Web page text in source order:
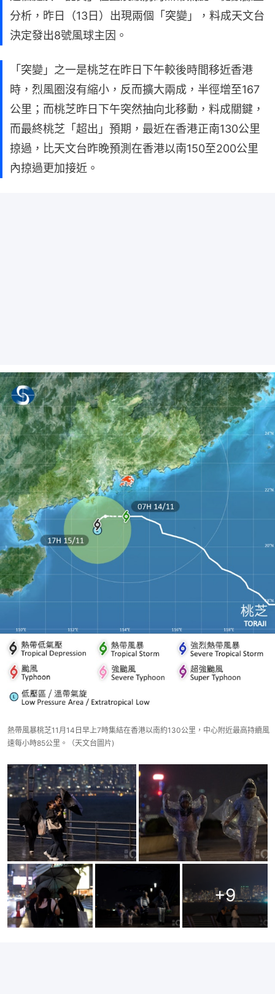
分析，昨日（13日）出現兩個「突變」，料成天文台
決定發出8號風球主因。
「突變」之一是桃芝在昨日下午較後時間移近香港
時，烈風圈沒有縮小，反而擴大兩成，半徑增至167
公里；而桃芝昨日下午突然抽向北移動，料成關鍵，
而最終桃芝「超出」預期，最近在香港正南130公里
掠過，比天文台昨晚預測在香港以南150至200公里
內掠過更加接近。
熱帶風暴桃芝11月14日早上7時集結在香港以南約130公里，中心附近最高持續風
速每小時85公里。（天文台圖片)
+9